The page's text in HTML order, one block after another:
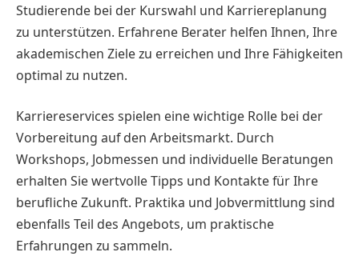
Studierende bei der Kurswahl und Karriereplanung
zu unterstützen. Erfahrene Berater helfen Ihnen, Ihre
akademischen Ziele zu erreichen und Ihre Fähigkeiten
optimal zu nutzen.
Karriereservices spielen eine wichtige Rolle bei der
Vorbereitung auf den Arbeitsmarkt. Durch
Workshops, Jobmessen und individuelle Beratungen
erhalten Sie wertvolle Tipps und Kontakte für Ihre
berufliche Zukunft. Praktika und Jobvermittlung sind
ebenfalls Teil des Angebots, um praktische
Erfahrungen zu sammeln.